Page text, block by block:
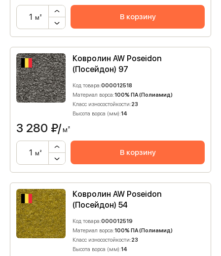
м² В корзину
Ковролин AW Poseidon
(Посейдон) 97
Код товара:000012518
Материал ворса:100% ПА (Полиамид)
Класс износостойкости:23
Высота ворса (мм):14
3 280 ₽/м²
м² В корзину
Ковролин AW Poseidon
(Посейдон) 54
Код товара:000012519
Материал ворса:100% ПА (Полиамид)
Класс износостойкости:23
Высота ворса (мм):14